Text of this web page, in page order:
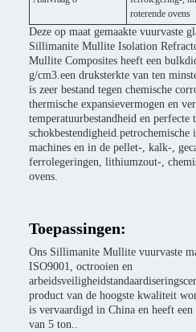
roterende ovens
Deze op maat gemaakte vuurvaste
Sillimanite Mullite Isolation
Mullite Composites heeft een
g/cm3.een druksterkte van ten
is zeer bestand tegen chemische
thermische expansievermogen en
temperatuurbestandheid en perfecte
machines en in de pellet-, kalk-,
ferrolegeringen, lithiumzout-,
ovens.
Toepassingen:
Ons Sillimanite Mullite vuurvaste
ISO9001, octrooien en
product van de hoogste kwaliteit
is vervaardigd in China en heeft
van 5 ton..